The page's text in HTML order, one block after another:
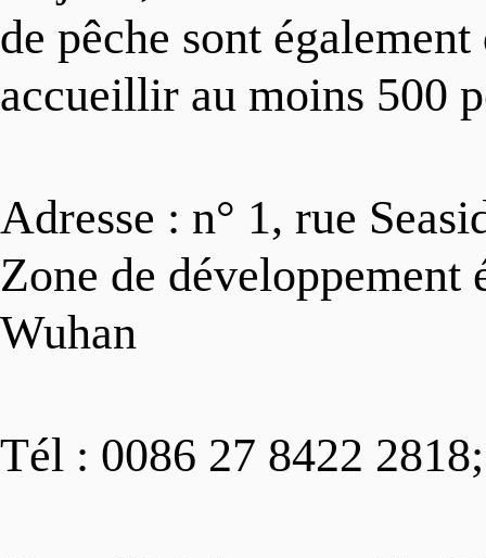
de pêche sont
accueillir au moins 500
Adresse : n° 1, rue
Zone de développement
Wuhan
Tél : 0086 27 8422